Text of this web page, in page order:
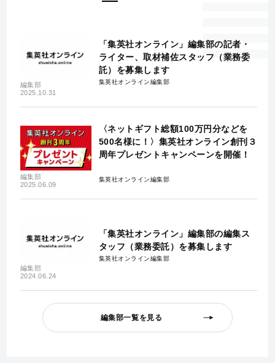
編集部
2025.10.31
「集英社オンライン」編集部の記者・
ライター、取材補佐スタッフ（業務委
託）を募集します
集英社オンライン編集部
編集部
2025.06.09
〈ネットギフト総額100万円分などを
500名様に！〉集英社オンライン創刊３
周年プレゼントキャンペーンを開催！
集英社オンライン編集部
編集部
2024.06.24
「集英社オンライン」編集部の編集ス
タッフ（業務委託）を募集します
集英社オンライン編集部
編集部一覧を見る